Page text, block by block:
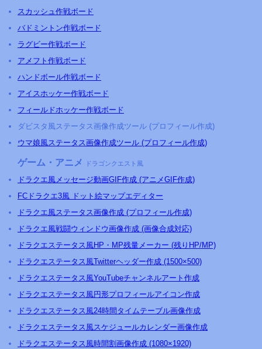
スカッシュ作戦ボード
バドミントン作戦ボード
ラグビー作戦ボード
アメフト作戦ボード
ハンドボール作戦ボード
アイスホッケー作戦ボード
フィールドホッケー作戦ボード
ダビスタ風ステータス画像作成ツール (プロフィール作成)
ウマ娘風ステータス画像作成ツール (プロフィール作成)
ゲーム・アニメ ドラゴンクエスト風
ドラクエ風メッセージ動画GIF作成 (アニメGIF作成)
FCドラクエ3風 ドット絵マップエディター
ドラクエ風ステータス画像作成 (プロフィール作成)
ドラクエ風戦闘ウィンドウ画像作成 (画像合成対応)
ドラクエステータス風HP・MP残量メーカー (残りHP/MP)
ドラクエステータス風Twitterヘッダー作成 (1500×500)
ドラクエステータス風YouTubeチャンネルアート作成
ドラクエステータス風円形プロフィールアイコン作成
ドラクエステータス風24時間タイムテーブル画像作成
ドラクエステータス風スケジュールカレンダー画像作成
ドラクエステータス風時間割画像作成 (1080×1920)